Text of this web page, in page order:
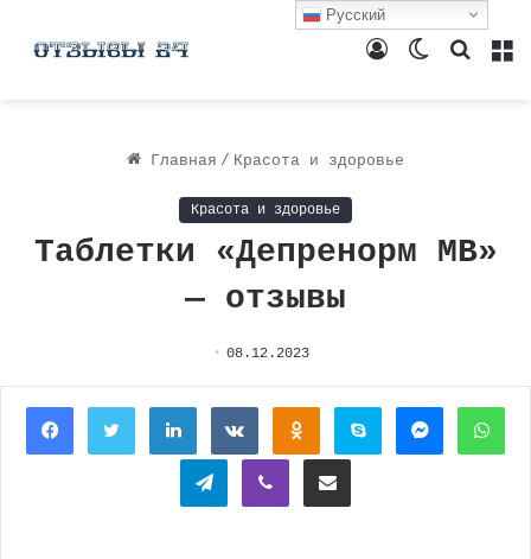
Поиск
Switch
Войти
Главная / Красота и здоровье
Красота и здоровье
Таблетки «Депренорм МВ»
— отзывы
08.12.2023
FacebookTwitterLinkedInВконтактеОдноклассники
Skype Messenger
TelegramViber Поделиться через электронную почту
Русский